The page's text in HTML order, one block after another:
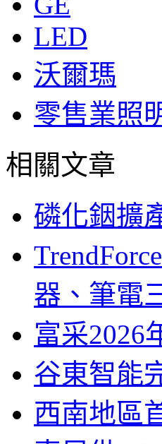
LED
沃爾瑪
零售業照
相關文章
磷化銦擴
器、筆電
富采2026
谷東智能
西南地區